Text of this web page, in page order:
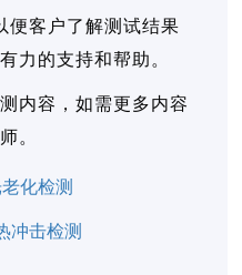
便客户了解测试结果
力的支持和帮助。
内容，如需更多内容
。
化检测
冲击检测